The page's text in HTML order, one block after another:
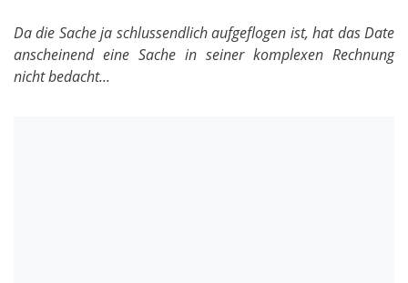
Da die Sache ja schlussendlich aufgeflogen ist, hat das Date
anscheinend eine Sache in seiner komplexen Rechnung
nicht bedacht...